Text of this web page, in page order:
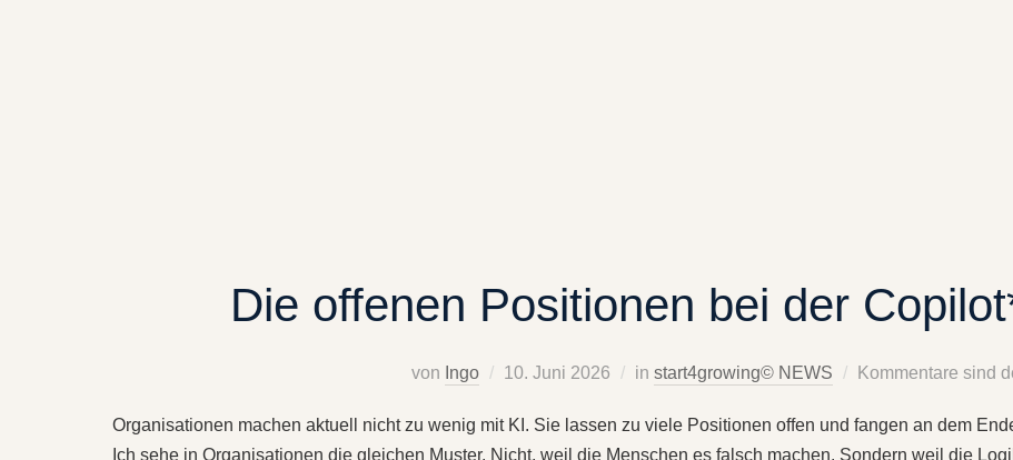
Die offenen Positionen bei der
von Ingo 10. Juni 2026 instart4growing© NEWS Kommentare sind
Organisationen machen aktuell nicht zu wenig mit KI. Sie lassen zu viele Positionen offen und fangen an dem
Ich sehe in Organisationen die gleichen Muster. Nicht, weil die Menschen es falsch machen. Sondern weil die